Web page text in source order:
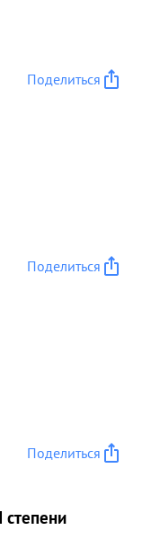
Поделиться
Поделиться
Поделиться